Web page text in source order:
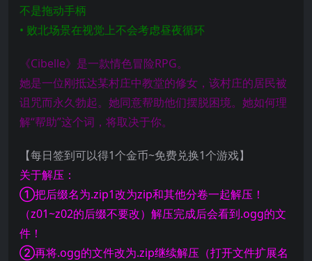
不是拖动手柄
• 败北场景在视觉上不会考虑昼夜循环
《Cibelle》是一款情色冒险RPG。
她是一位刚抵达某村庄中教堂的修女，该村庄的居民被
诅咒而永久勃起。她同意帮助他们摆脱困境。她如何理
解“帮助”这个词，将取决于你。
【每日签到可以得1个金币~免费兑换1个游戏】
关于解压：
①把后缀名为.zip1改为zip和其他分卷一起解压！
（z01~z02的后缀不要改）解压完成后会看到.ogg的文
件！
②再将.ogg的文件改为.zip继续解压（打开文件扩展名